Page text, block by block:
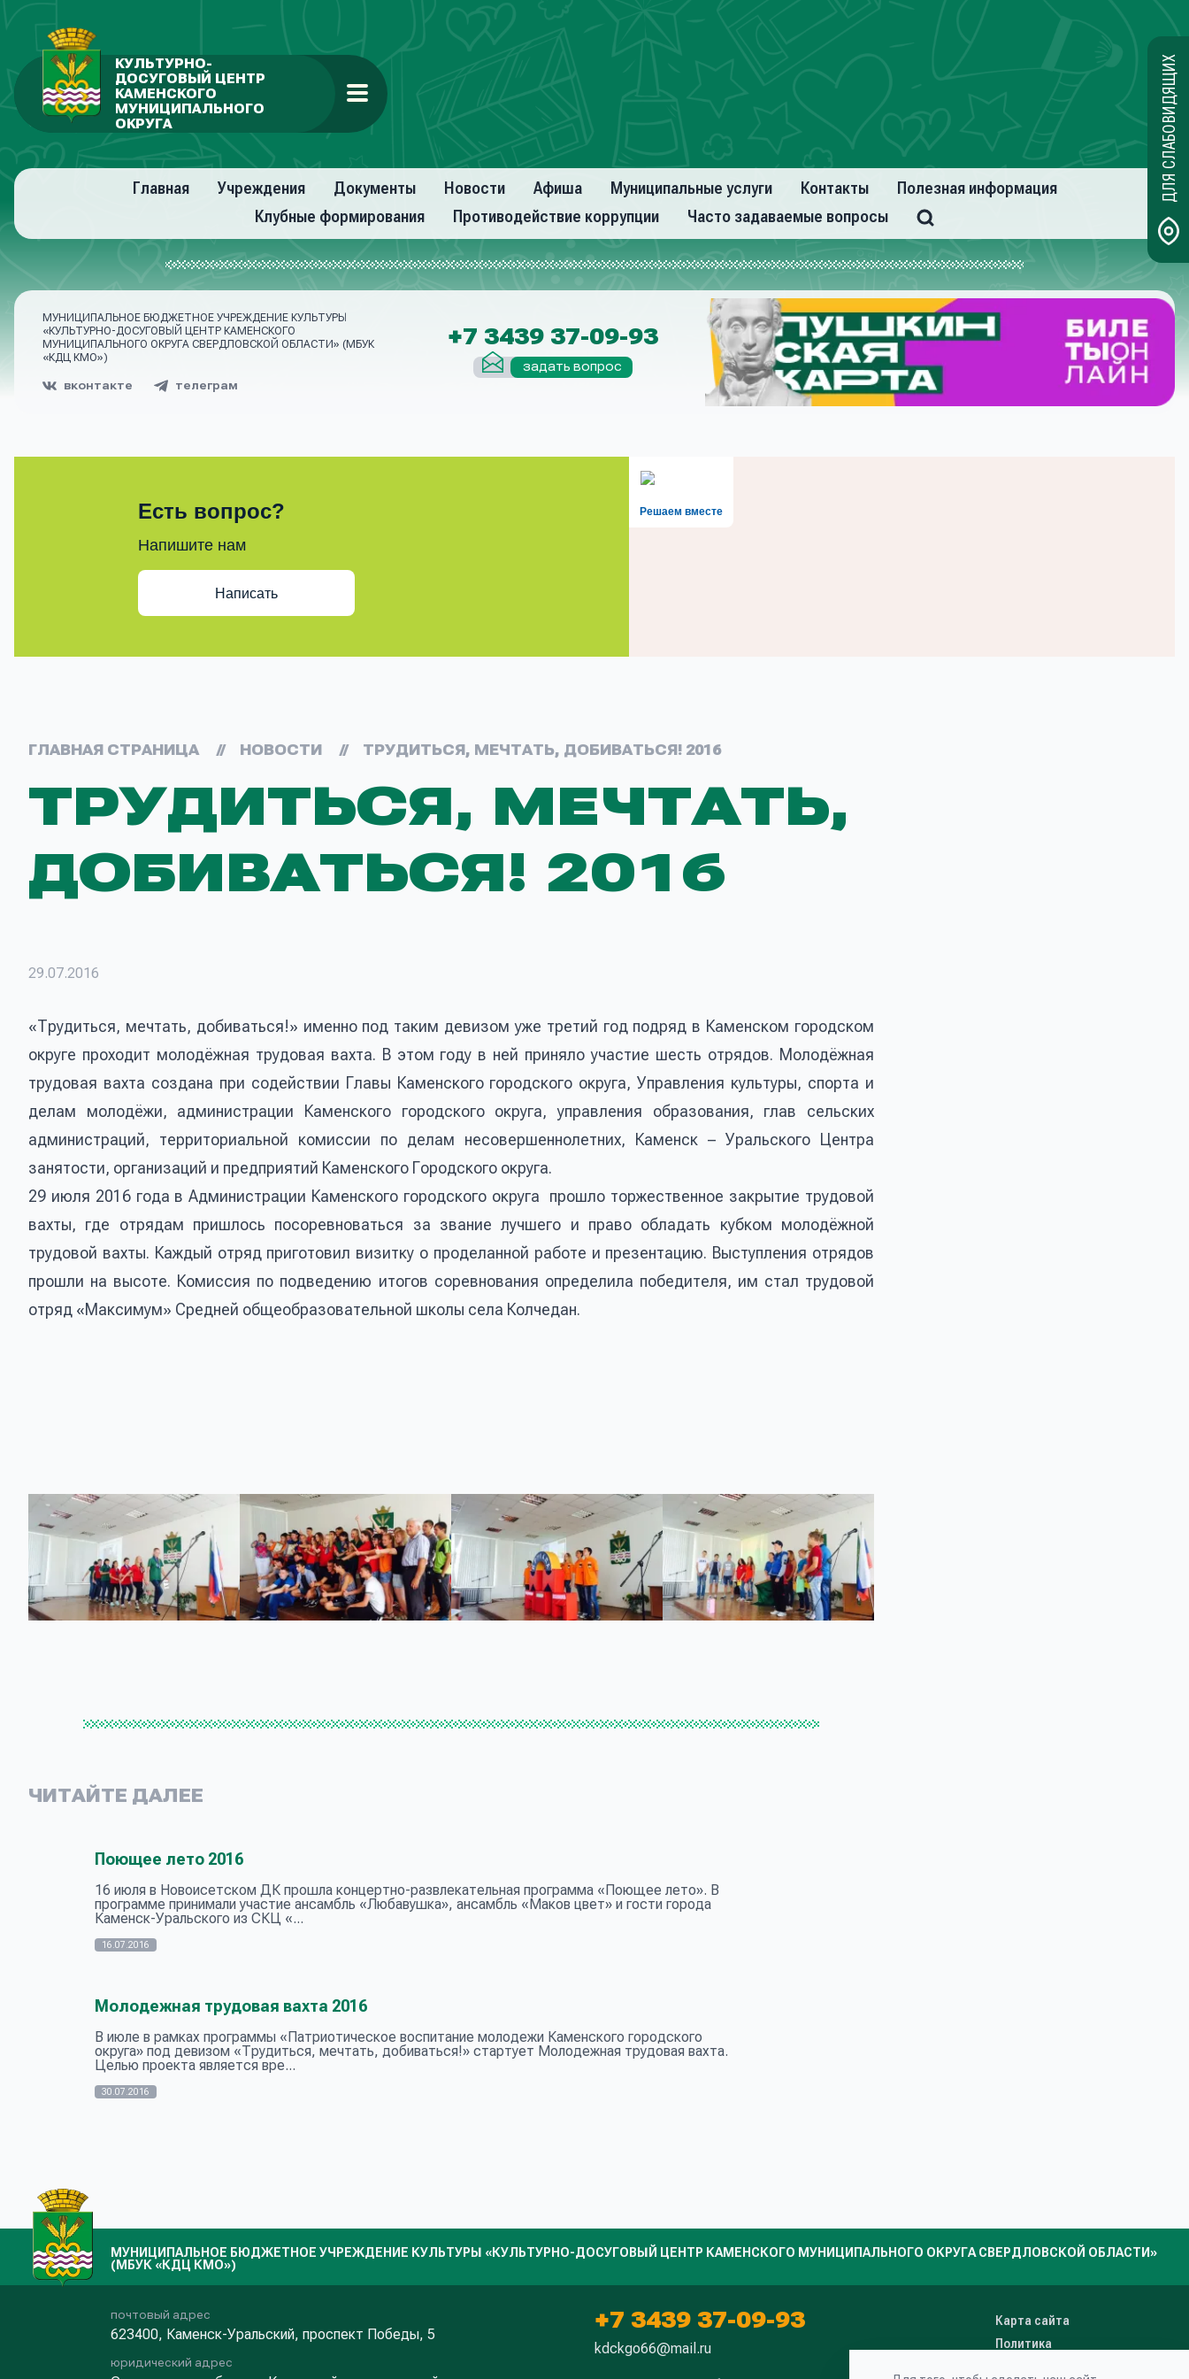
КУЛЬТУРНО-
ДОСУГОВЫЙ ЦЕНТР
КАМЕНСКОГО
МУНИЦИПАЛЬНОГО
ОКРУГА
Главная Учреждения Документы Новости Афиша Муниципальные услуги Контакты
Полезная информация
Клубные формирования
Противодействие коррупции Часто задаваемые вопросы
МУНИЦИПАЛЬНОЕ БЮДЖЕТНОЕ УЧРЕЖДЕНИЕ КУЛЬТУРЫ
«КУЛЬТУРНО-ДОСУГОВЫЙ ЦЕНТР КАМЕНСКОГО
МУНИЦИПАЛЬНОГО ОКРУГА СВЕРДЛОВСКОЙ ОБЛАСТИ» (МБУК
«КДЦ КМО»)
вконтакте телеграм
+7 3439 37-09-93
задать вопрос
Решаем вместе
Есть вопрос?
Напишите нам
Написать
ГЛАВНАЯ СТРАНИЦА // НОВОСТИ // ТРУДИТЬСЯ, МЕЧТАТЬ, ДОБИВАТЬСЯ! 2016
ТРУДИТЬСЯ, МЕЧТАТЬ,
ДОБИВАТЬСЯ! 2016
29.07.2016
«Трудиться, мечтать, добиваться!» именно под таким девизом уже третий год подряд в Каменском городском
округе проходит молодёжная трудовая вахта. В этом году в ней приняло участие шесть отрядов. Молодёжная
трудовая вахта создана при содействии Главы Каменского городского округа, Управления культуры, спорта и
делам молодёжи, администрации Каменского городского округа, управления образования, глав сельских
администраций, территориальной комиссии по делам несовершеннолетних, Каменск – Уральского Центра
занятости, организаций и предприятий Каменского Городского округа.
29 июля 2016 года в Администрации Каменского городского округа прошло торжественное закрытие трудовой
вахты, где отрядам пришлось посоревноваться за звание лучшего и право обладать кубком молодёжной
трудовой вахты. Каждый отряд приготовил визитку о проделанной работе и презентацию. Выступления отрядов
прошли на высоте. Комиссия по подведению итогов соревнования определила победителя, им стал трудовой
отряд «Максимум» Средней общеобразовательной школы села Колчедан.
ЧИТАЙТЕ ДАЛЕЕ
Поющее лето 2016
16 июля в Новоисетском ДК прошла концертно-развлекательная программа «Поющее лето». В
программе принимали участие ансамбль «Любавушка», ансамбль «Маков цвет» и гости города
Каменск-Уральского из СКЦ «...
16.07.2016
Молодежная трудовая вахта 2016
В июле в рамках программы «Патриотическое воспитание молодежи Каменского городского
округа» под девизом «Трудиться, мечтать, добиваться!» стартует Молодежная трудовая вахта.
Целью проекта является вре...
30.07.2016
МУНИЦИПАЛЬНОЕ БЮДЖЕТНОЕ УЧРЕЖДЕНИЕ КУЛЬТУРЫ «КУЛЬТУРНО-ДОСУГОВЫЙ ЦЕНТР КАМЕНСКОГО МУНИЦИПАЛЬНОГО ОКРУГА СВЕРДЛОВСКОЙ ОБЛАСТИ»
(МБУК «КДЦ КМО»)
почтовый адрес
623400, Каменск-Уральский, проспект Победы, 5
юридический адрес
+7 3439 37-09-93
kdckgo66@mail.ru
Карта сайта
Политика
ДЛЯ СЛАБОВИДЯЩИХ